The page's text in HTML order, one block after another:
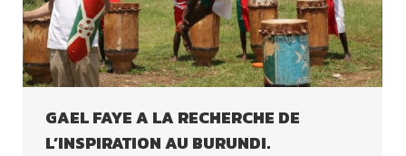
GAEL FAYE A LA RECHERCHE DE
L’INSPIRATION AU BURUNDI.